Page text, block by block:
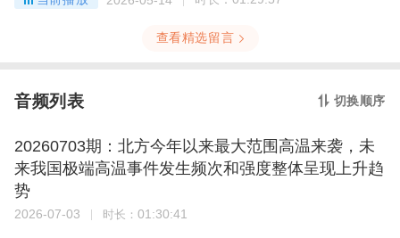
查看精选留言
音频列表 切换顺序
20260703期：北方今年以来最大范围高温来袭，未
来我国极端高温事件发生频次和强度整体呈现上升趋
势
2026-07-03 时长： 01:30:41